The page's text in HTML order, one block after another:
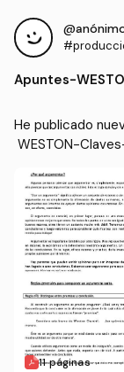
Apuntes-
He publicado
WESTON-
11 páginas